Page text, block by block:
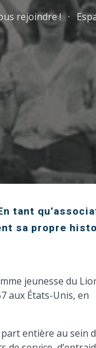
rejoindre !
tant
sa propre
jeunesse du
aux États-Unis, en
entière au sein